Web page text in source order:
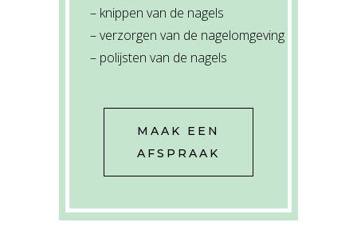
– knippen van de nagels
– verzorgen van de nagelomgeving
– polijsten van de nagels
MAAK EEN
AFSPRAAK